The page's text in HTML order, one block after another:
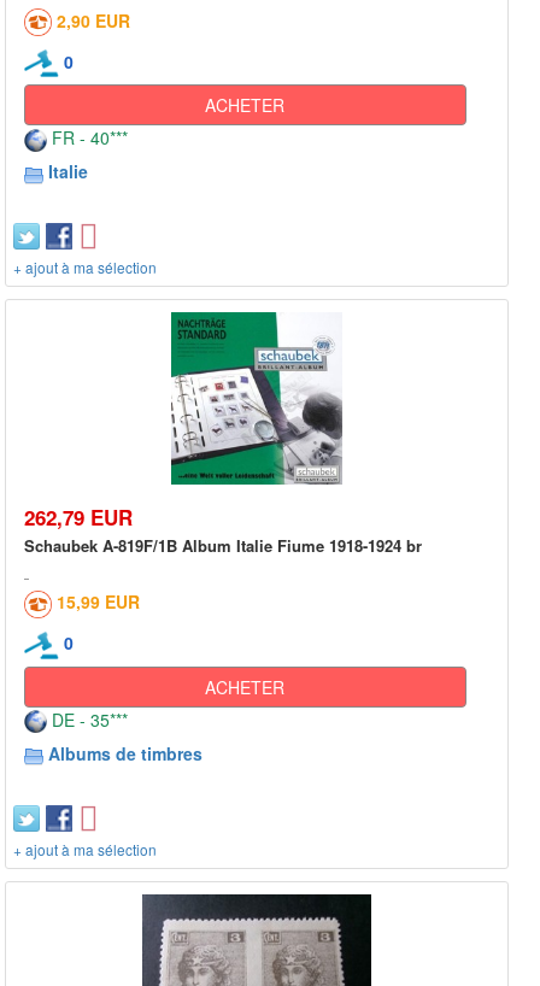
2,90 EUR
0
ACHETER
FR - 40***
Italie
+ ajout à ma sélection
262,79 EUR
Schaubek A-819F/1B Album Italie Fiume 1918-1924 br
15,99 EUR
0
ACHETER
DE - 35***
Albums de timbres
+ ajout à ma sélection